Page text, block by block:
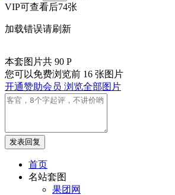
VIP可查看后74张
加载错误请刷新
本套图片共 90 P
您可以免费浏览前 16 张图片
开通赞助会员 浏览全部图片
发表回复
首页
名站套图
果团网